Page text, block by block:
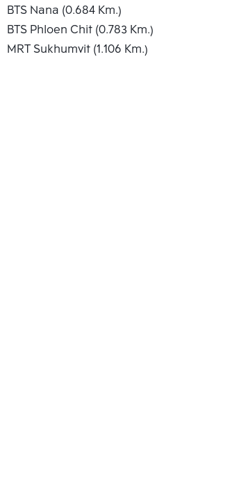
BTS Nana (0.684 Km.)
BTS Phloen Chit (0.783 Km.)
MRT Sukhumvit (1.106 Km.)